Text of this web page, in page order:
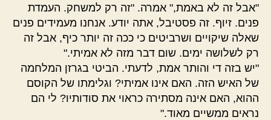
"אבל זה לא באמת," אמרה. "זה רק למשחק. העמדת
פנים. זיוף. זה פסטיבל, אתה יודע. אנחנו מעמידים פנים
שאלה שיקויים ושרביטים כי ככה זה יותר כיף, אבל זה
רק לשלושה ימים. שום דבר מזה לא אמיתי."
"יש בזה די והותר אמת, לדעתי. הביטי בגרזן המלחמה
של האיש הזה. האם אינו אמיתי? וגלימתו של הקוסם
ההוא, האם אינה מסתירה כראוי את סודותיו? לי הם
נראים ממשיים מאוד."